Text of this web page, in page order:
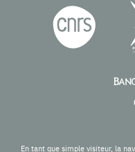
En tant que simple visiteur, la